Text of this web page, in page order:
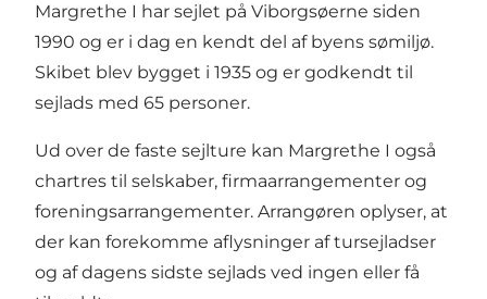
Margrethe I har sejlet på Viborgsøerne siden
1990 og er i dag en kendt del af byens sømiljø.
Skibet blev bygget i 1935 og er godkendt til
sejlads med 65 personer.
Ud over de faste sejlture kan Margrethe I også
chartres til selskaber, firmaarrangementer og
foreningsarrangementer. Arrangøren oplyser, at
der kan forekomme aflysninger af tursejladser
og af dagens sidste sejlads ved ingen eller få